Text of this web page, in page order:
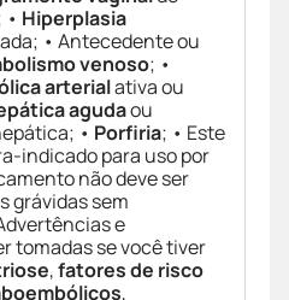
Hiperplasia
• Antecedente ou
venoso; •
arterialativa ou
agudaou
• Porfiria; • Este
indicado para uso por
não deve ser
grávidas sem
e
tomadas se você tiver
,fatores de risco
,